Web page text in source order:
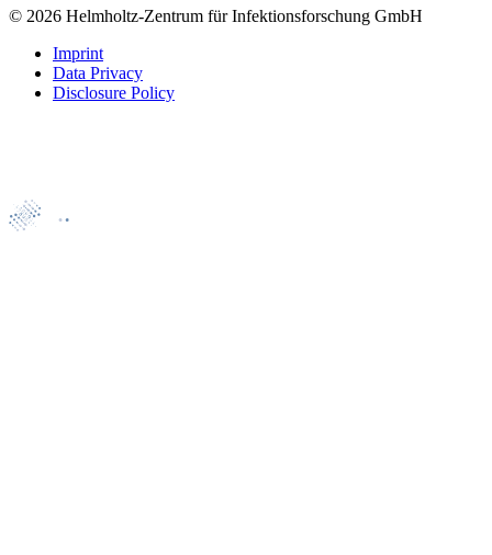
© 2026 Helmholtz-Zentrum für Infektionsforschung GmbH
Imprint
Data Privacy
Disclosure Policy